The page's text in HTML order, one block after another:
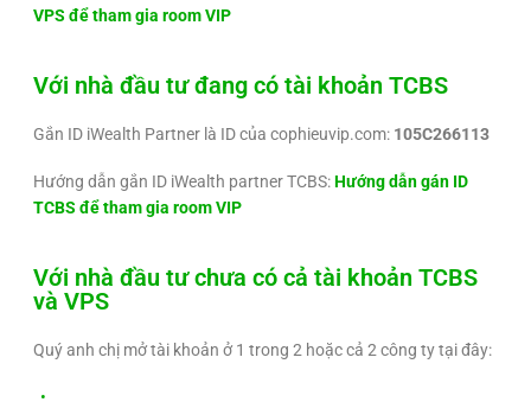
VPS để tham gia room VIP
Với nhà đầu tư đang có tài khoản TCBS
Gắn ID iWealth Partner là ID của cophieuvip.com: 105C266113
Hướng dẫn gắn ID iWealth partner TCBS:Hướng dẫn gán ID
TCBS để tham gia room VIP
Với nhà đầu tư chưa có cả tài khoản TCBS
và VPS
Quý anh chị mở tài khoản ở 1 trong 2 hoặc cả 2 công ty tại đây: